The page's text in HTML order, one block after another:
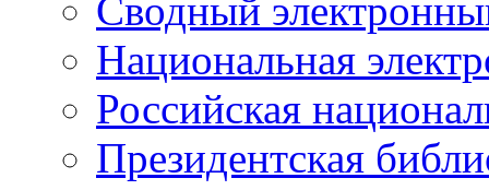
Сводный
Национальная
Российская
Президентская